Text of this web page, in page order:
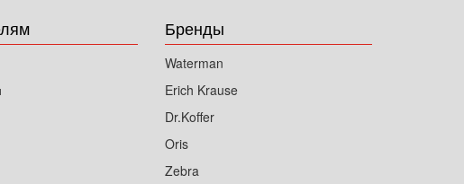
Бренды
Waterman
Erich Krause
Dr.Koffer
Oris
Zebra